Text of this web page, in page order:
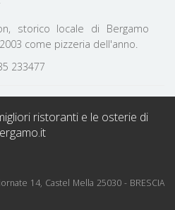
storico locale di Bergamo
come pizzeria dell'anno.
233477
ristoranti e le osterie di
14, Castel Mella 25030 - BRESCIA